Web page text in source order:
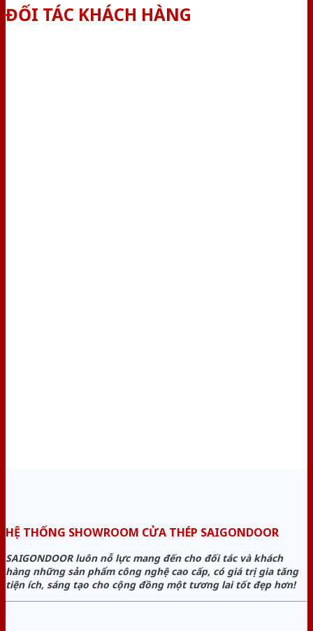
ĐỐI TÁC KHÁCH HÀNG
HỆ THỐNG SHOWROOM CỬA THÉP SAIGONDOOR
SAIGONDOOR luôn nỗ lực mang đến cho đối tác và khách
hàng những sản phẩm công nghệ cao cấp, có giá trị gia tăng
tiện ích, sáng tạo cho cộng đồng một tương lai tốt đẹp hơn!